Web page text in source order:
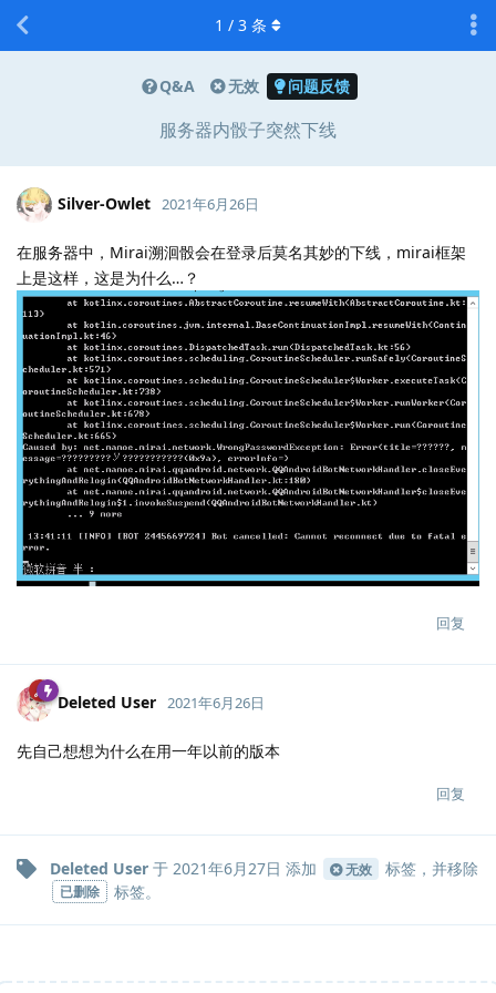
Q&A 无效 问题反馈
服务器内骰子突然下线
1 / 3 条
Silver-Owlet 2021年6月26日
在服务器中，Mirai溯洄骰会在登录后莫名其妙的下线，mirai框架
上是这样，这是为什么…？
回复
Deleted User 2021年6月26日
先自己想想为什么在用一年以前的版本
回复
Deleted User 于 2021年6月27日 添加 无效 标签，并移除
已删除 标签。